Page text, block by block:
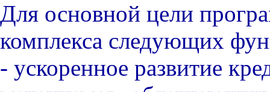
Для основной цели
комплекса следующих
- ускоренное развитие